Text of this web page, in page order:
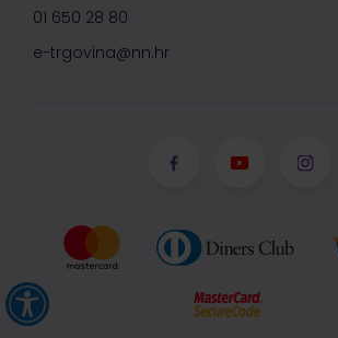
01 650 28 80
e-trgovina@nn.hr